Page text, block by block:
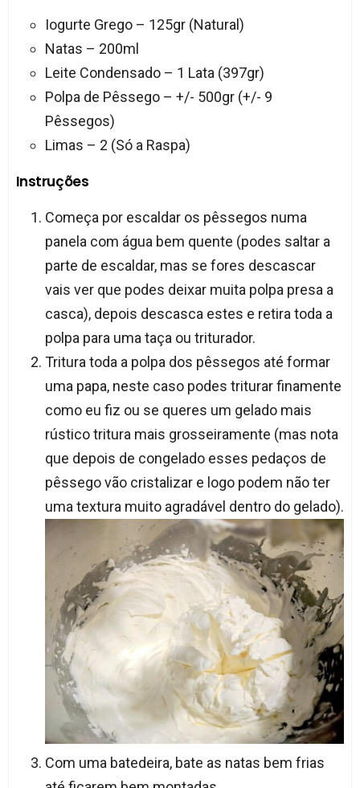
Iogurte Grego – 125gr (Natural)
Natas – 200ml
Leite Condensado – 1 Lata (397gr)
Polpa de Pêssego – +/- 500gr (+/- 9
Pêssegos)
Limas – 2 (Só a Raspa)
Instruções
Começa por escaldar os pêssegos numa
panela com água bem quente (podes saltar a
parte de escaldar, mas se fores descascar
vais ver que podes deixar muita polpa presa a
casca), depois descasca estes e retira toda a
polpa para uma taça ou triturador.
Tritura toda a polpa dos pêssegos até formar
uma papa, neste caso podes triturar finamente
como eu fiz ou se queres um gelado mais
rústico tritura mais grosseiramente (mas nota
que depois de congelado esses pedaços de
pêssego vão cristalizar e logo podem não ter
uma textura muito agradável dentro do gelado).
Com uma batedeira, bate as natas bem frias